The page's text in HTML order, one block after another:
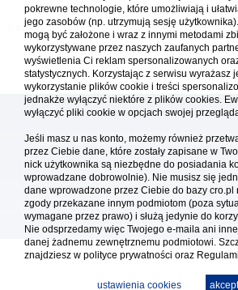
Platforma cro.pl© Chorwacja online™ wykorzystuje cookies
gromadzą na Twoim komputerze dane ułatwiające
Redakcja platformy cro.pl© Chorwacja online™ nie
użytkowników. Korzystanie z serwisu oznacza akceptację
wyłącznie informacyjny. Cro.pl© nie reprezentuje interesów
się organizacją imprez turystycznych oraz nie odpowiada
Copyright: cro.pl© 1999-2026 Wszystkie
pokrewne technologie, które umożliwiają i
jego zasobów (np. utrzymują sesję
mogą być założone i wraz z innymi metodami
wykorzystywane przez naszych zaufanych
wyświetlenia Ci reklam spersonalizowanych
statystycznych. Korzystając z serwisu wyrażasz
wykorzystanie plików cookie i treści
jednakże wyłączyć niektóre z plików cookies.
wyłączyć pliki cookie w opcjach swojej
Jeśli masz u nas konto, możemy również
przez Ciebie dane, które zostały zapisane w
nick użytkownika są niezbędne do posiadania
wprowadzane dobrowolnie). Nie musisz się
dane wprowadzone przez Ciebie do bazy cro.pl
zgody przekazane innym podmiotom (poza
wymagane przez prawo) i służą jedynie do
Nie odsprzedamy więc Twojego e-maila ani
danej żadnemu zewnętrznemu podmiotowi.
znajdziesz w polityce prywatności oraz
ustawienia cookies